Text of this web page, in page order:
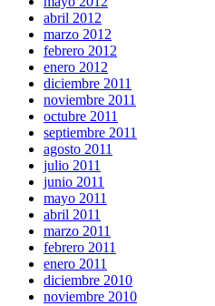
abril 2012
marzo 2012
febrero 2012
enero 2012
diciembre 2011
noviembre 2011
octubre 2011
septiembre 2011
agosto 2011
julio 2011
junio 2011
mayo 2011
abril 2011
marzo 2011
febrero 2011
enero 2011
diciembre 2010
noviembre 2010